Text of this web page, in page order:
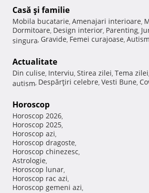
Casă şi familie
Mobila bucatarie, Amenajari interioare,
Dormitoare, Design interior, Parenting,
singura, Gravide, Femei curajoase, Autism
Actualitate
Din culise, Interviu, Stirea zilei, Tema zilei,
autism, Despărţiri celebre, Vesti Bune,
Horoscop
Horoscop 2026,
Horoscop 2025,
Horoscop azi,
Horoscop dragoste,
Horoscop chinezesc,
Astrologie,
Horoscop lunar,
Horoscop rac azi,
Horoscop gemeni azi,